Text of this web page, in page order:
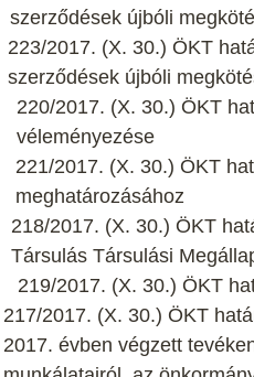
szerződések újbóli
223/2017. (X. 30.) ÖKT
szerződések újbóli
220/2017. (X. 30.) ÖKT
véleményezése
221/2017. (X. 30.) ÖKT
meghatározásához
218/2017. (X. 30.) ÖKT
Társulás Társulási
219/2017. (X. 30.) ÖKT
217/2017. (X. 30.) ÖKT
2017. évben végzett